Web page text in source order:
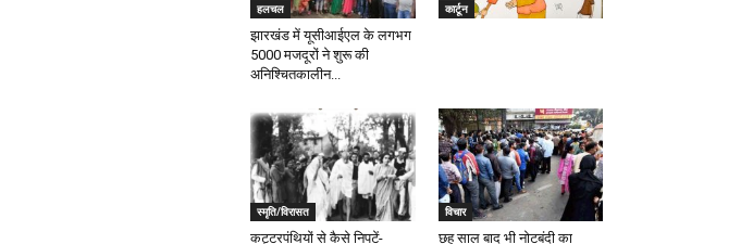
हलचल
झारखंड में यूसीआईएल के लगभग
5000 मजदूरों ने शुरू की
अनिश्चितकालीन...
कार्टून
स्मृति/विरासत
कट्टरपंथियों से कैसे निपटें-
विचार
छह साल बाद भी नोटबंदी का